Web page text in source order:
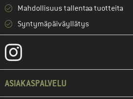
Mahdollisuus tallentaa tuotteita
Syntymäpäiväyllätys
ASIAKASPALVELU